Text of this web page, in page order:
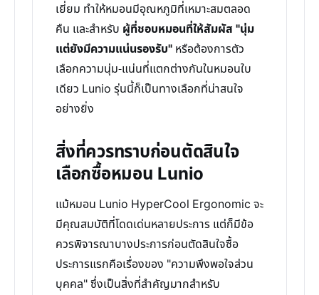
เยี่ยม ทำให้หมอนมีอุณหภูมิที่เหมาะสมตลอด
คืน และสำหรับ ผู้ที่ชอบหมอนที่ให้สัมผัส "นุ่ม
แต่ยังมีความแน่นรองรับ" หรือต้องการตัว
เลือกความนุ่ม-แน่นที่แตกต่างกันในหมอนใบ
เดียว Lunio รุ่นนี้ก็เป็นทางเลือกที่น่าสนใจ
อย่างยิ่ง
สิ่งที่ควรทราบก่อนตัดสินใจ
เลือกซื้อหมอน Lunio
แม้หมอน Lunio HyperCool Ergonomic จะ
มีคุณสมบัติที่โดดเด่นหลายประการ แต่ก็มีข้อ
ควรพิจารณาบางประการก่อนตัดสินใจซื้อ
ประการแรกคือเรื่องของ "ความพึงพอใจส่วน
บุคคล" ซึ่งเป็นสิ่งที่สำคัญมากสำหรับ